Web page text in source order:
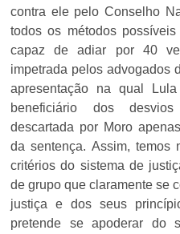
contra ele pelo Conselho
todos os métodos
capaz de adiar por 40
impetrada pelos advogados
apresentação na qual
beneficiário dos
descartada por Moro
da sentença. Assim, temos
critérios do sistema de
de grupo que claramente se
justiça e dos seus
pretende se apoderar do